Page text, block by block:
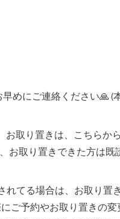
めにご連絡ください🙏
取り置きは、こちらか
お取り置きできた方は
てる場合は、お取り置
ご予約やお取り置きの変